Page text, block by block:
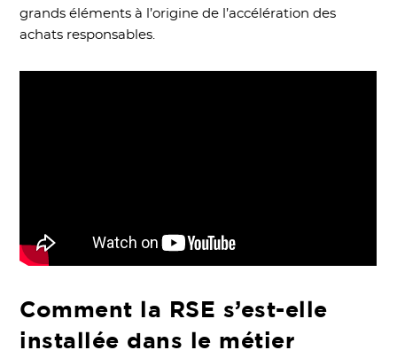
grands éléments à l’origine de l’accélération des
achats responsables.
Comment la RSE s’est-elle
installée dans le métier